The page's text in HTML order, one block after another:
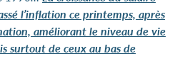
l’inflation ce printemps, après
améliorant le niveau de vie
surtout de ceux au bas de